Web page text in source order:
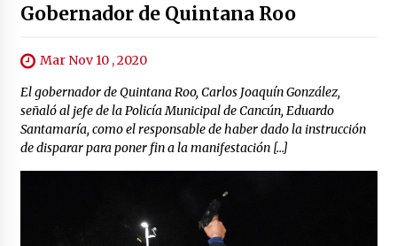
Gobernador de Quintana Roo
Mar Nov 10 , 2020
El gobernador de Quintana Roo, Carlos Joaquín González,
señaló al jefe de la Policía Municipal de Cancún, Eduardo
Santamaría, como el responsable de haber dado la instrucción
de disparar para poner fin a la manifestación […]